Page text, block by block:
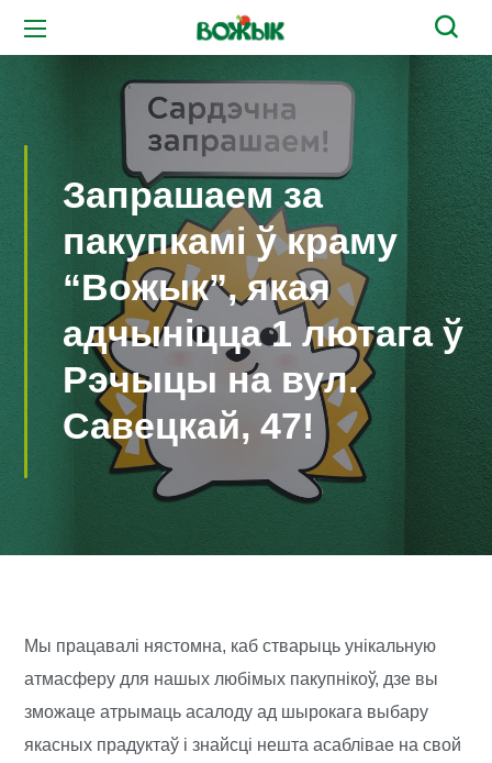
Запрашаем за
пакупкамі ў краму
“Вожык”, якая
адчыніцца 1 лютага ў
Рэчыцы на вул.
Савецкай, 47!
Мы працавалі нястомна, каб стварыць унікальную
атмасферу для нашых любімых пакупнікоў, дзе вы
зможаце атрымаць асалоду ад шырокага выбару
якасных прадуктаў і знайсці нешта асаблівае на свой